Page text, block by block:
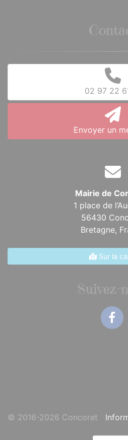
02 97 22
Envoyer un
Mairie de
1 place de
56430
Bretagne,
Sur la
Suivez-
© 2016-2026 Concoret